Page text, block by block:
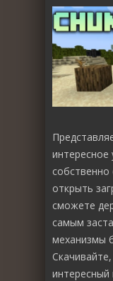
интересное
открыть
сможете
самым
механизмы